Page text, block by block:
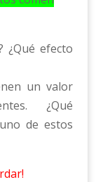
¿Qué efecto
un valor
¿Qué
de estos